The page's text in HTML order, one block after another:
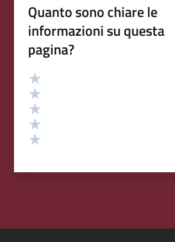
Quanto sono chiare le
informazioni su questa
pagina?
Valutazione